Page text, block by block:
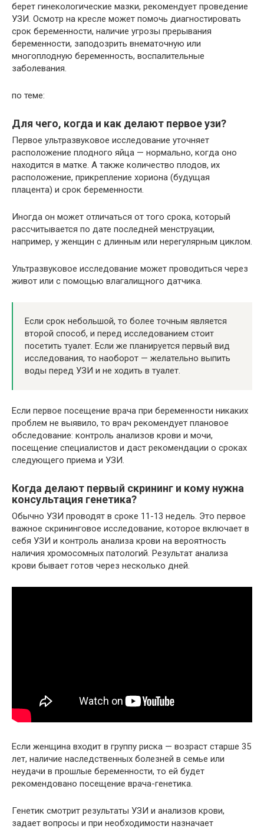
берет гинекологические мазки, рекомендует проведение
УЗИ. Осмотр на кресле может помочь диагностировать
срок беременности, наличие угрозы прерывания
беременности, заподозрить внематочную или
многоплодную беременность, воспалительные
заболевания.
по теме:
Для чего, когда и как делают первое узи?
Первое ультразвуковое исследование уточняет
расположение плодного яйца — нормально, когда оно
находится в матке. А также количество плодов, их
расположение, прикрепление хориона (будущая
плацента) и срок беременности.
Иногда он может отличаться от того срока, который
рассчитывается по дате последней менструации,
например, у женщин с длинным или нерегулярным циклом.
Ультразвуковое исследование может проводиться через
живот или с помощью влагалищного датчика.
Если срок небольшой, то более точным является
второй способ, и перед исследованием стоит
посетить туалет. Если же планируется первый вид
исследования, то наоборот — желательно выпить
воды перед УЗИ и не ходить в туалет.
Если первое посещение врача при беременности никаких
проблем не выявило, то врач рекомендует плановое
обследование: контроль анализов крови и мочи,
посещение специалистов и даст рекомендации о сроках
следующего приема и УЗИ.
Когда делают первый скрининг и кому нужна
консультация генетика?
Обычно УЗИ проводят в сроке 11-13 недель. Это первое
важное скрининговое исследование, которое включает в
себя УЗИ и контроль анализа крови на вероятность
наличия хромосомных патологий. Результат анализа
крови бывает готов через несколько дней.
Если женщина входит в группу риска — возраст старше 35
лет, наличие наследственных болезней в семье или
неудачи в прошлые беременности, то ей будет
рекомендовано посещение врача-генетика.
Генетик смотрит результаты УЗИ и анализов крови,
задает вопросы и при необходимости назначает